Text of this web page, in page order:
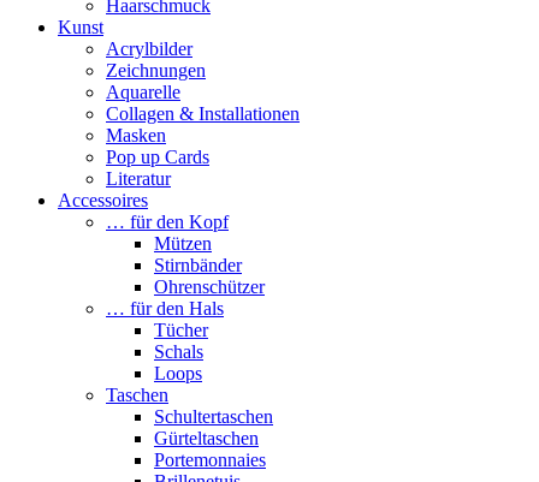
Haarschmuck
Kunst
Acrylbilder
Zeichnungen
Aquarelle
Collagen & Installationen
Masken
Pop up Cards
Literatur
Accessoires
… für den Kopf
Mützen
Stirnbänder
Ohrenschützer
… für den Hals
Tücher
Schals
Loops
Taschen
Schultertaschen
Gürteltaschen
Portemonnaies